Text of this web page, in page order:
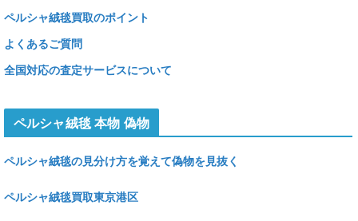
ペルシャ絨毯買取のポイント
よくあるご質問
全国対応の査定サービスについて
ペルシャ絨毯 本物 偽物
ペルシャ絨毯の見分け方を覚えて偽物を見抜く
ペルシャ絨毯買取東京港区